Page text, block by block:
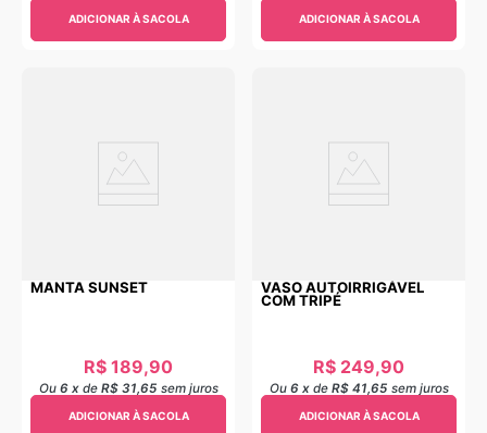
ADICIONAR À SACOLA ADICIONAR À SACOLA
MANTA SUNSET
R$ 189,90
Ou 6 xde R$ 31,65 sem juros
ADICIONAR À SACOLA
VASO AUTOIRRIGÁVEL
COM TRIPÉ
R$ 249,90
Ou 6 xde R$ 41,65 sem juros
ADICIONAR À SACOLA